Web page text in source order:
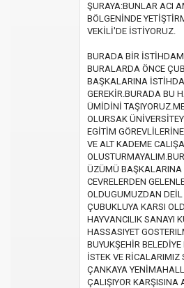
ŞURAYA:BUNLAR ACI
BÖLGENİNDE
VEKİLİ'DE İSTİYORUZ.
BURADA BİR
BURALARDA ÖNCE
BAŞKALARINA
GEREKİR.BURADA BU
ÜMİDİNİ
OLURSAK
EGİTİM
VE ALT KADEME
ÜZÜMÜ BAŞKALARINA
CEVRELERDEN
OLDUGUMUZDAN DEİL
ÇUBUKLUYA KARSI
HAYVANCILIK SANAYI
HASSASIYET
BUYUKŞEHİR
İSTEK VE
ÇANKAYA
ÇALIŞIYOR KARŞISINA